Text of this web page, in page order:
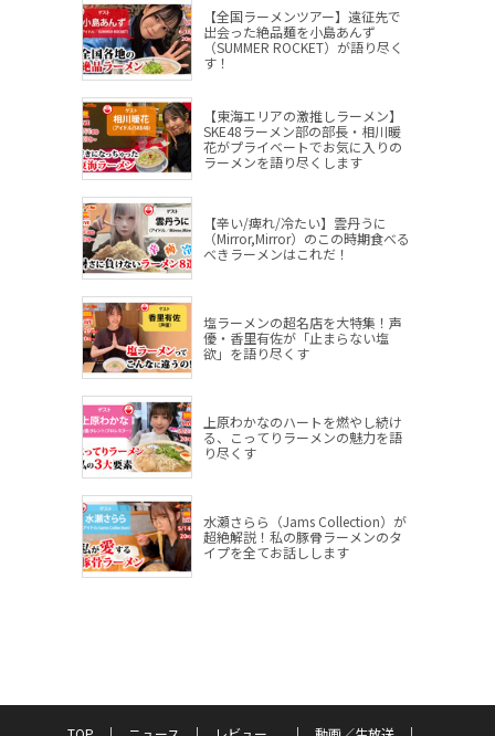
【全国ラーメンツアー】遠征先で
出会った絶品麺を小島あんず
（SUMMER ROCKET）が語り尽く
す！
【東海エリアの激推しラーメン】
SKE48ラーメン部の部長・相川暖
花がプライベートでお気に入りの
ラーメンを語り尽くします
【辛い/痺れ/冷たい】雲丹うに
（Mirror,Mirror）のこの時期食べる
べきラーメンはこれだ！
塩ラーメンの超名店を大特集！声
優・香里有佐が「止まらない塩
欲」を語り尽くす
上原わかなのハートを燃やし続け
る、こってりラーメンの魅力を語
り尽くす
水瀬さらら（Jams Collection）が
超絶解説！私の豚骨ラーメンのタ
イプを全てお話しします